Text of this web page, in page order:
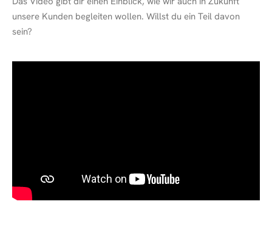
unsere Kunden begleiten wollen. Willst du ein Teil davon
sein?